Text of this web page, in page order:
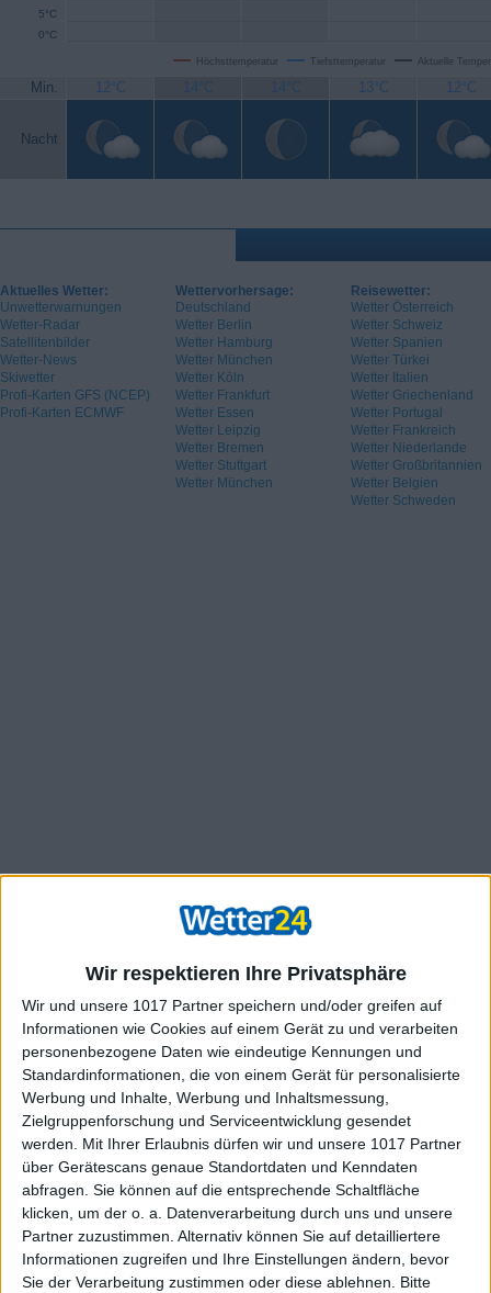
Wir respektieren Ihre Privatsphäre
Wir und unsere 1017 Partner speichern und/oder greifen auf
Informationen wie Cookies auf einem Gerät zu und verarbeiten
personenbezogene Daten wie eindeutige Kennungen und
Standardinformationen, die von einem Gerät für personalisierte
Werbung und Inhalte, Werbung und Inhaltsmessung,
Zielgruppenforschung und Serviceentwicklung gesendet
werden.
Mit Ihrer Erlaubnis dürfen wir und unsere 1017 Partner
über Gerätescans genaue Standortdaten und Kenndaten
abfragen. Sie können auf die entsprechende Schaltfläche
klicken, um der o. a. Datenverarbeitung durch uns und unsere
Partner zuzustimmen. Alternativ können Sie auf detailliertere
Informationen zugreifen und Ihre Einstellungen ändern, bevor
Sie der Verarbeitung zustimmen oder diese ablehnen.
Bitte
Höchsttemperatur Tiefsttemperatur Aktuelle
0°C
5°C
Min. 12°C 14°C 14°C 13°C 12°C
Nacht
Aktuelles Wetter:
Unwetterwarnungen
Wetter-Radar
Satellitenbilder
Wetter-News
Skiwetter
Profi-Karten GFS (NCEP)
Profi-Karten ECMWF
Wettervorhersage:
Deutschland
Wetter Berlin
Wetter Hamburg
Wetter München
Wetter Köln
Wetter Frankfurt
Wetter Essen
Wetter Leipzig
Wetter Bremen
Wetter Stuttgart
Wetter München
Reisewetter:
Wetter Österreich
Wetter Schweiz
Wetter Spanien
Wetter Türkei
Wetter Italien
Wetter Griechenland
Wetter Portugal
Wetter Frankreich
Wetter Niederlande
Wetter Großbritannien
Wetter Belgien
Wetter Schweden